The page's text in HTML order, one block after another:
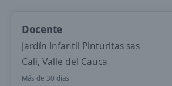
Docente
Jardín Infantil Pinturitas sas
Cali, Valle del Cauca
Más de 30 días